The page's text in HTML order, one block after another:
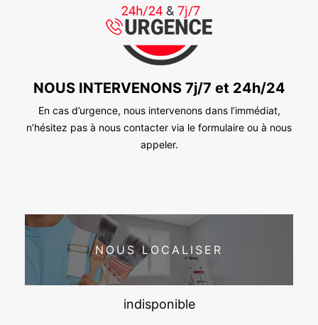
NOUS INTERVENONS 7j/7 et 24h/24
En cas d’urgence, nous intervenons dans l’immédiat,
n’hésitez pas à nous contacter via le formulaire ou à nous
appeler.
NOUS LOCALISER
indisponible